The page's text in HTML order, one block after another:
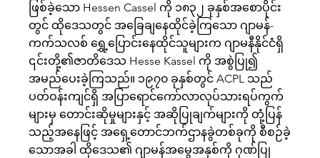
ဖြစ်ခဲ့သော Hessen Cassel ကို ၁၈၃၂ ခုနှစ်အစောပိုင်း
တွင် ထိုဒေသတွင် အခြေချနေထိုင်ခဲ့ကြသော ဂျာမန်-
ကက်သလစ် ရွှေ့ပြောင်းနေထိုင်သူများက ဂျာမနီနိုင်ငံရှိ
၎င်းတို့၏ဇာတိဒေသ Hesse Kassel ကို အစွဲပြု၍
အမည်ပေးခဲ့ကြသည်။ ၁၉၇၀ ခုနှစ်တွင် ACPL သည်
ပတ်ဝန်းကျင်ရှိ အပြာရောင်ကော်လာလုပ်သားရပ်ကွက်
များမှ တောင်းဆိုမှုများနှင့် အဆိုပြုချက်များကို တုံ့ပြန်
သည့်အနေဖြင့် အရှေ့တောင်ဘက်ဌာနခွဲတစ်ခုကို စီစဉ်ခဲ့
သောအခါ ထိုဒေသ၏ ဂျာမန်အမွေအနှစ်ကို ဂုဏ်ပြု